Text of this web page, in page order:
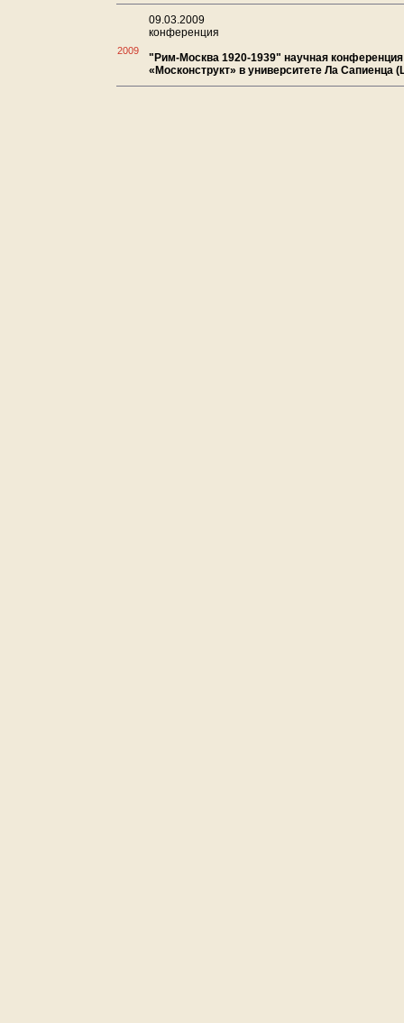
2009
09.03.2009
конференция
"Рим-Москва 1920-1939" научная конференция
«Москонструкт» в университете Ла Сапиенца